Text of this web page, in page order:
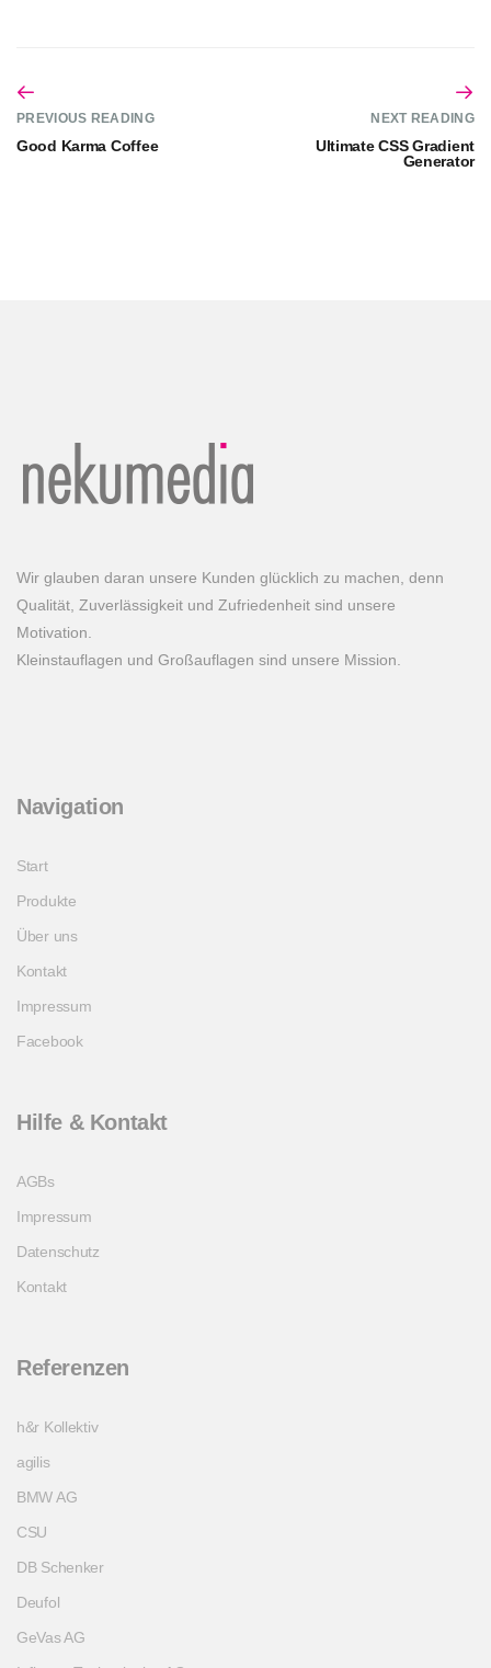
PREVIOUS READING
Good Karma Coffee
NEXT READING
Ultimate CSS Gradient
Generator
Wir glauben daran unsere Kunden glücklich zu machen, denn
Qualität, Zuverlässigkeit und Zufriedenheit sind unsere
Motivation.
Kleinstauflagen und Großauflagen sind unsere Mission.
Navigation
Start
Produkte
Über uns
Kontakt
Impressum
Facebook
Hilfe & Kontakt
AGBs
Impressum
Datenschutz
Kontakt
Referenzen
h&r Kollektiv
agilis
BMW AG
CSU
DB Schenker
Deufol
GeVas AG